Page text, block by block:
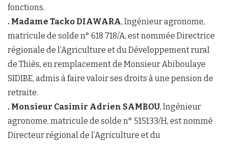
fonctions.
. Madame Tacko DIAWARA, Ingénieur agronome,
matricule de solde n° 618 718/A, est nommée Directrice
régionale de l’Agriculture et du Développement rural
de Thiès, en remplacement de Monsieur Abiboulaye
SIDIBE, admis à faire valoir ses droits à une pension de
retraite.
. Monsieur Casimir Adrien SAMBOU, Ingénieur
agronome, matricule de solde n° 515133/H, est nommé
Directeur régional de l’Agriculture et du